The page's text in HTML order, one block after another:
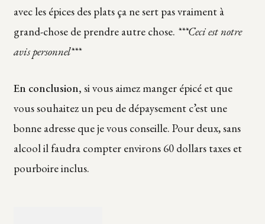
avec les épices des plats ça ne sert pas vraiment à
grand-chose de prendre autre chose. ***Ceci est notre
avis personnel***
En conclusion, si vous aimez manger épicé et que
vous souhaitez un peu de dépaysement c’est une
bonne adresse que je vous conseille. Pour deux, sans
alcool il faudra compter environs 60 dollars taxes et
pourboire inclus.